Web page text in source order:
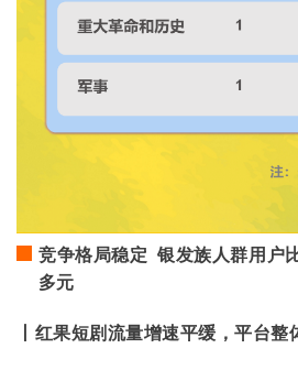
竞争格局稳定 银发族人群用户
多元
丨红果短剧流量增速平缓，平台